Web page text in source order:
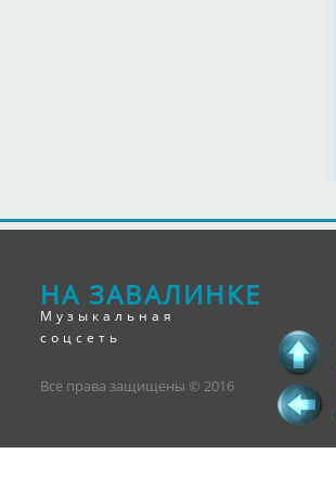
НА ЗАВАЛИНКЕ
Музыкальная
соцсеть
Все права защищены © 2016